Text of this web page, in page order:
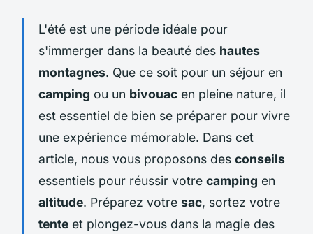
L'été est une période idéale pour
s'immerger dans la beauté des hautes
montagnes. Que ce soit pour un séjour en
camping ou un bivouac en pleine nature, il
est essentiel de bien se préparer pour vivre
une expérience mémorable. Dans cet
article, nous vous proposons des conseils
essentiels pour réussir votre camping en
altitude. Préparez votre sac, sortez votre
tente et plongez-vous dans la magie des